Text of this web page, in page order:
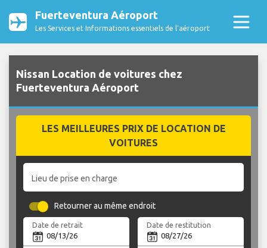
Fuerteventura Aéroport
Les Services et Informations essentiels de l’aéroport
Nissan Location de voitures chez
Fuerteventura Aéroport
LES MEILLEURES PRIX DE LOCATION DE
VOITURES
Lieu de prise en charge
Retourner au même endroit
Date de retrait Date de restitution